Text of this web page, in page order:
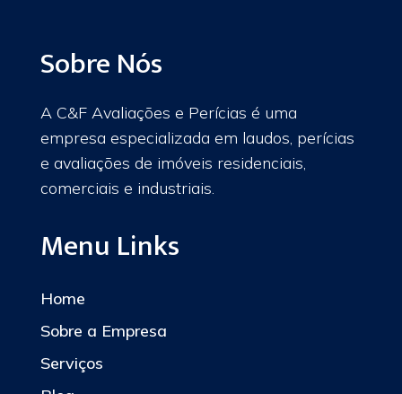
Sobre Nós
A C&F Avaliações e Perícias é uma
empresa especializada em laudos, perícias
e avaliações de imóveis residenciais,
comerciais e industriais.
Menu Links
Home
Sobre a Empresa
Serviços